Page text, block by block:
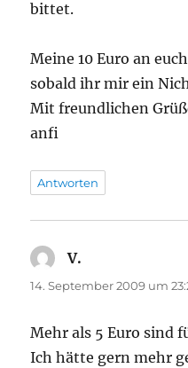
bittet.
Meine 10 Euro an
sobald ihr mir ein
Mit freundlichen
anfi
Antworten
V.
14. September 2009 um
Mehr als 5 Euro sind
Ich hätte gern mehr